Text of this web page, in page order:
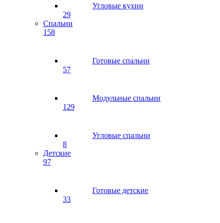
Угловые кухни
29
Спальни
158
Готовые спальни
57
Модульные спальни
129
Угловые спальни
8
Детские
97
Готовые детские
33